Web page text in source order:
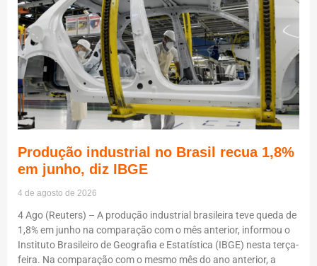
Produção industrial no Brasil recua 1,8%
em junho, diz IBGE
4 de agosto de 2026
4 Ago (Reuters) – A produção industrial brasileira teve queda de
1,8% em junho na comparação com o mês anterior, informou o
Instituto Brasileiro de Geografia e Estatística (IBGE) nesta terça-
feira. Na comparação com o mesmo mês do ano anterior, a